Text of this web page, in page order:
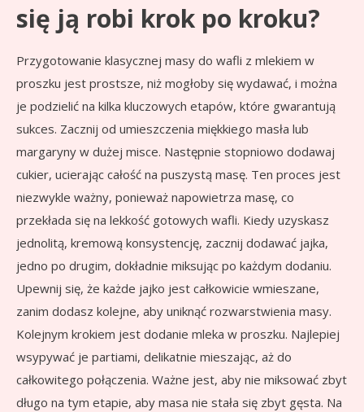
się ją robi krok po kroku?
Przygotowanie klasycznej masy do wafli z mlekiem w
proszku jest prostsze, niż mogłoby się wydawać, i można
je podzielić na kilka kluczowych etapów, które gwarantują
sukces. Zacznij od umieszczenia miękkiego masła lub
margaryny w dużej misce. Następnie stopniowo dodawaj
cukier, ucierając całość na puszystą masę. Ten proces jest
niezwykle ważny, ponieważ napowietrza masę, co
przekłada się na lekkość gotowych wafli. Kiedy uzyskasz
jednolitą, kremową konsystencję, zacznij dodawać jajka,
jedno po drugim, dokładnie miksując po każdym dodaniu.
Upewnij się, że każde jajko jest całkowicie wmieszane,
zanim dodasz kolejne, aby uniknąć rozwarstwienia masy.
Kolejnym krokiem jest dodanie mleka w proszku. Najlepiej
wsypywać je partiami, delikatnie mieszając, aż do
całkowitego połączenia. Ważne jest, aby nie miksować zbyt
długo na tym etapie, aby masa nie stała się zbyt gęsta. Na